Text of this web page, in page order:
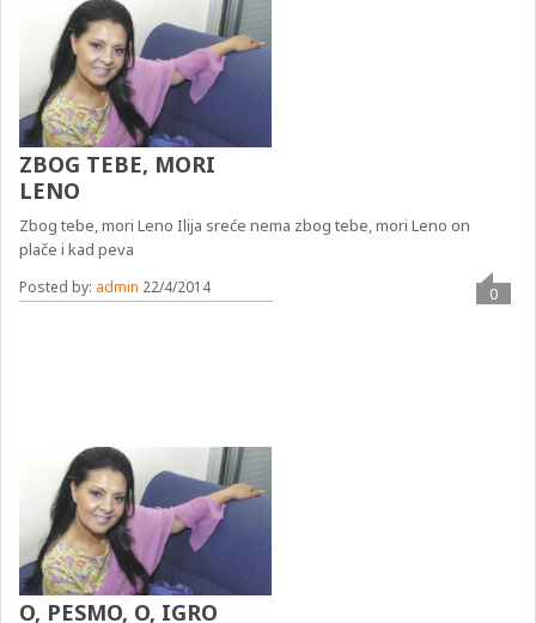
ZBOG TEBE, MORI
LENO
Zbog tebe, mori Leno Ilija sreće nema zbog tebe, mori Leno on
plače i kad peva
Posted by: admin 22/4/2014 0
O, PESMO, O, IGRO